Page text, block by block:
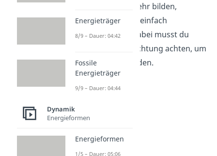
Kreuzprodukt mehr bilden,
sondern können einfach
multiplizieren. Dabei musst du
immer auf die Richtung achten, um
Fehler zu vermeiden.
Energieträger
8/9 – Dauer: 04:42
Fossile
Energieträger
9/9 – Dauer: 04:44
Dynamik
Energieformen
Energieformen
1/5 – Dauer: 05:06